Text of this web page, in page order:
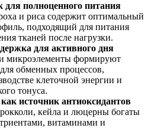
для полноценного питания
и риса содержит оптимальный
подходящий для питания
тканей после нагрузки.
для активного дня
микроэлементы формируют
обменных процессов,
клеточной энергии и
тонуса.
источник антиоксидантов
кейла и люцерны богаты
витаминами и